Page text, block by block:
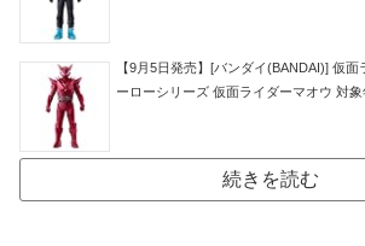
【9月5日発売】[バンダイ(BANDAI)] 仮
ーローシリーズ 仮面ライダーマオウ 対
続きを読む